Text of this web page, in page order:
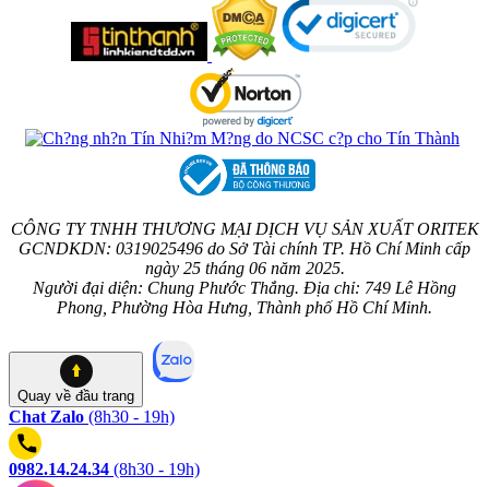
CÔNG TY TNHH THƯƠNG MẠI DỊCH VỤ SẢN XUẤT ORITEK
GCNDKDN: 0319025496 do Sở Tài chính TP. Hồ Chí Minh cấp
ngày 25 tháng 06 năm 2025.
Người đại diện: Chung Phước Thắng. Địa chỉ: 749 Lê Hồng
Phong, Phường Hòa Hưng, Thành phố Hồ Chí Minh.
Quay về đầu trang
Chat Zalo (8h30 - 19h)
0982.14.24.34 (8h30 - 19h)